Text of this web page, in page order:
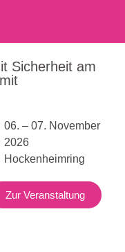
Sicherheit am
06. – 07. November
2026
Hockenheimring
Zur Veranstaltung